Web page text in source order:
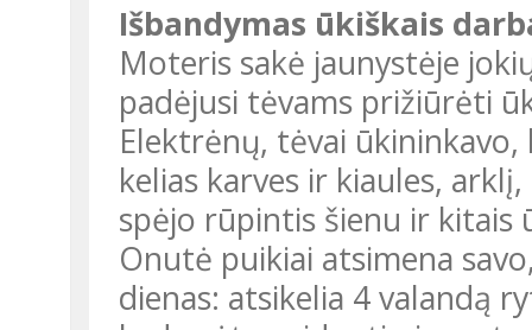
Išbandymas ūkiškais
Moteris sakė jaunystėje
padėjusi tėvams prižiūrėti
Elektrėnų, tėvai
kelias karves ir kiaules,
spėjo rūpintis šienu ir kitais
Onutė puikiai atsimena
dienas: atsikelia 4 valandą